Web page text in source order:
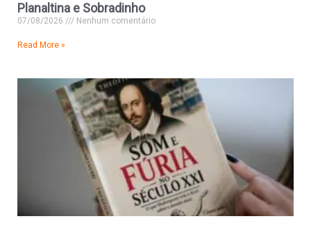
Planaltina e Sobradinho
07/08/2026 Nenhum comentário
Read More »